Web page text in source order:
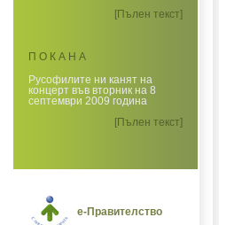
[Пълен текст]
П О К А Н А
Русофилите ни канят на
концерт във вторник на 8
септември 2009 година
[Пълен текст]
е-Правителство